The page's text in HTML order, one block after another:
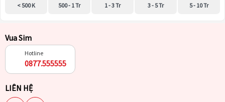
< 500 K 500 - 1 Tr 1 - 3 Tr 3 - 5 Tr 5 - 10 Tr
Vua Sim
Hotline
0877.555555
LIÊN HỆ